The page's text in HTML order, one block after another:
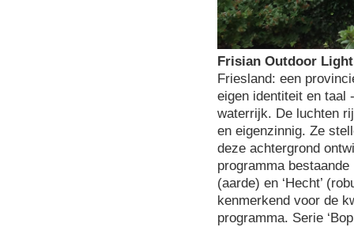
Frisian Outdoor
Friesland: een
eigen identiteit en taal
waterrijk. De luchten
en eigenzinnig. Ze
deze achtergrond
programma bestaande
(aarde) en ‘Hecht’
kenmerkend voor de
programma. Serie